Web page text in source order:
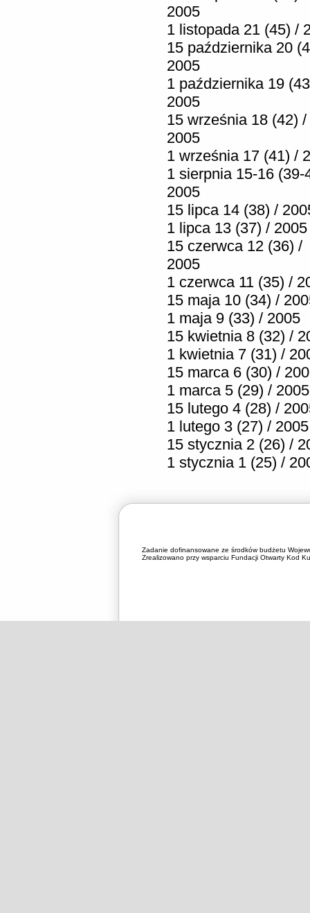
2005
1 listopada 21 (45) /
15 października 20
2005
1 października 19
2005
15 września 18 (42) /
2005
1 września 17 (41) /
1 sierpnia 15-16 (39-
2005
15 lipca 14 (38) /
1 lipca 13 (37) / 2005
15 czerwca 12 (36) /
2005
1 czerwca 11 (35) /
15 maja 10 (34) /
1 maja 9 (33) / 2005
15 kwietnia 8 (32) /
1 kwietnia 7 (31) /
15 marca 6 (30) /
1 marca 5 (29) / 2005
15 lutego 4 (28) /
1 lutego 3 (27) / 2005
15 stycznia 2 (26) /
1 stycznia 1 (25) /
Zadanie dofinansowane ze środków budżetu
Zrealizowano przy wsparciu Fundacji Otwarty Kod